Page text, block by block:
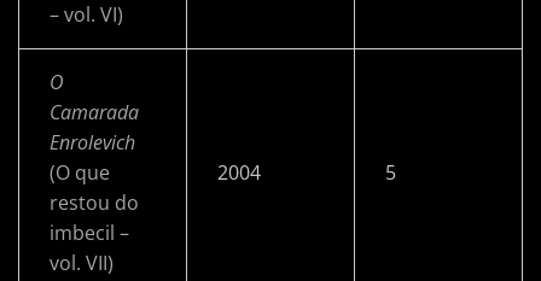
– vol. VI)
O
Camarada
Enrolevich
(O que
restou do
imbecil –
vol. VII)
2004 5